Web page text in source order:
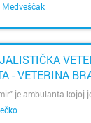
Medveščak
- VETERINA
je ambulanta kojoj
zdravlja Vaših
temelji na